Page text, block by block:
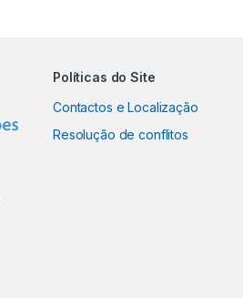
Políticas do Site
Contactos e Localização
Resolução de conflitos